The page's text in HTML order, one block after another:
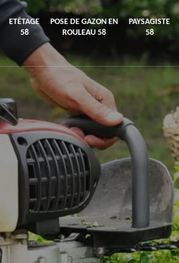
ETÊTAGE
58
POSE DE GAZON EN
ROULEAU 58
PAYSAGISTE
58